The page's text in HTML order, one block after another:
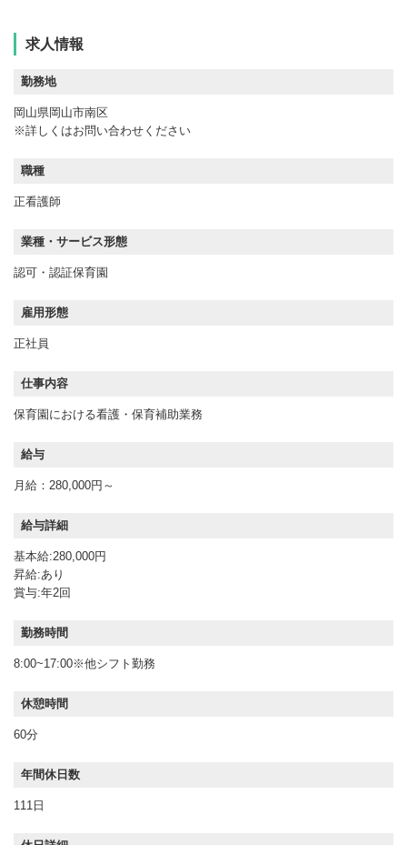
求人情報
勤務地
岡山県岡山市南区
※詳しくはお問い合わせください
職種
正看護師
業種・サービス形態
認可・認証保育園
雇用形態
正社員
仕事内容
保育園における看護・保育補助業務
給与
月給：280,000円～
給与詳細
基本給:280,000円
昇給:あり
賞与:年2回
勤務時間
8:00~17:00※他シフト勤務
休憩時間
60分
年間休日数
111日